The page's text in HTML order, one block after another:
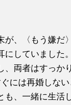
が、〈もう嫌だ
にしていました
、両者はすっか
には再婚しない
も、一緒に生活